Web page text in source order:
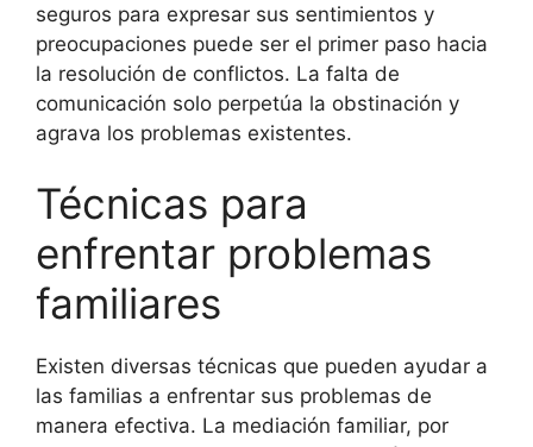
seguros para expresar sus sentimientos y
preocupaciones puede ser el primer paso hacia
la resolución de conflictos. La falta de
comunicación solo perpetúa la obstinación y
agrava los problemas existentes.
Técnicas para
enfrentar problemas
familiares
Existen diversas técnicas que pueden ayudar a
las familias a enfrentar sus problemas de
manera efectiva. La mediación familiar, por